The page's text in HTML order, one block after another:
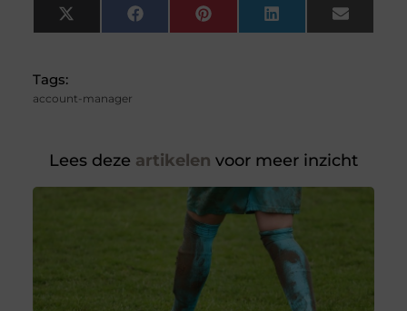
X
(Twitter)
FacebookPinterest LinkedIn Email
Tags:
account-manager
Lees deze artikelen voor meer inzicht